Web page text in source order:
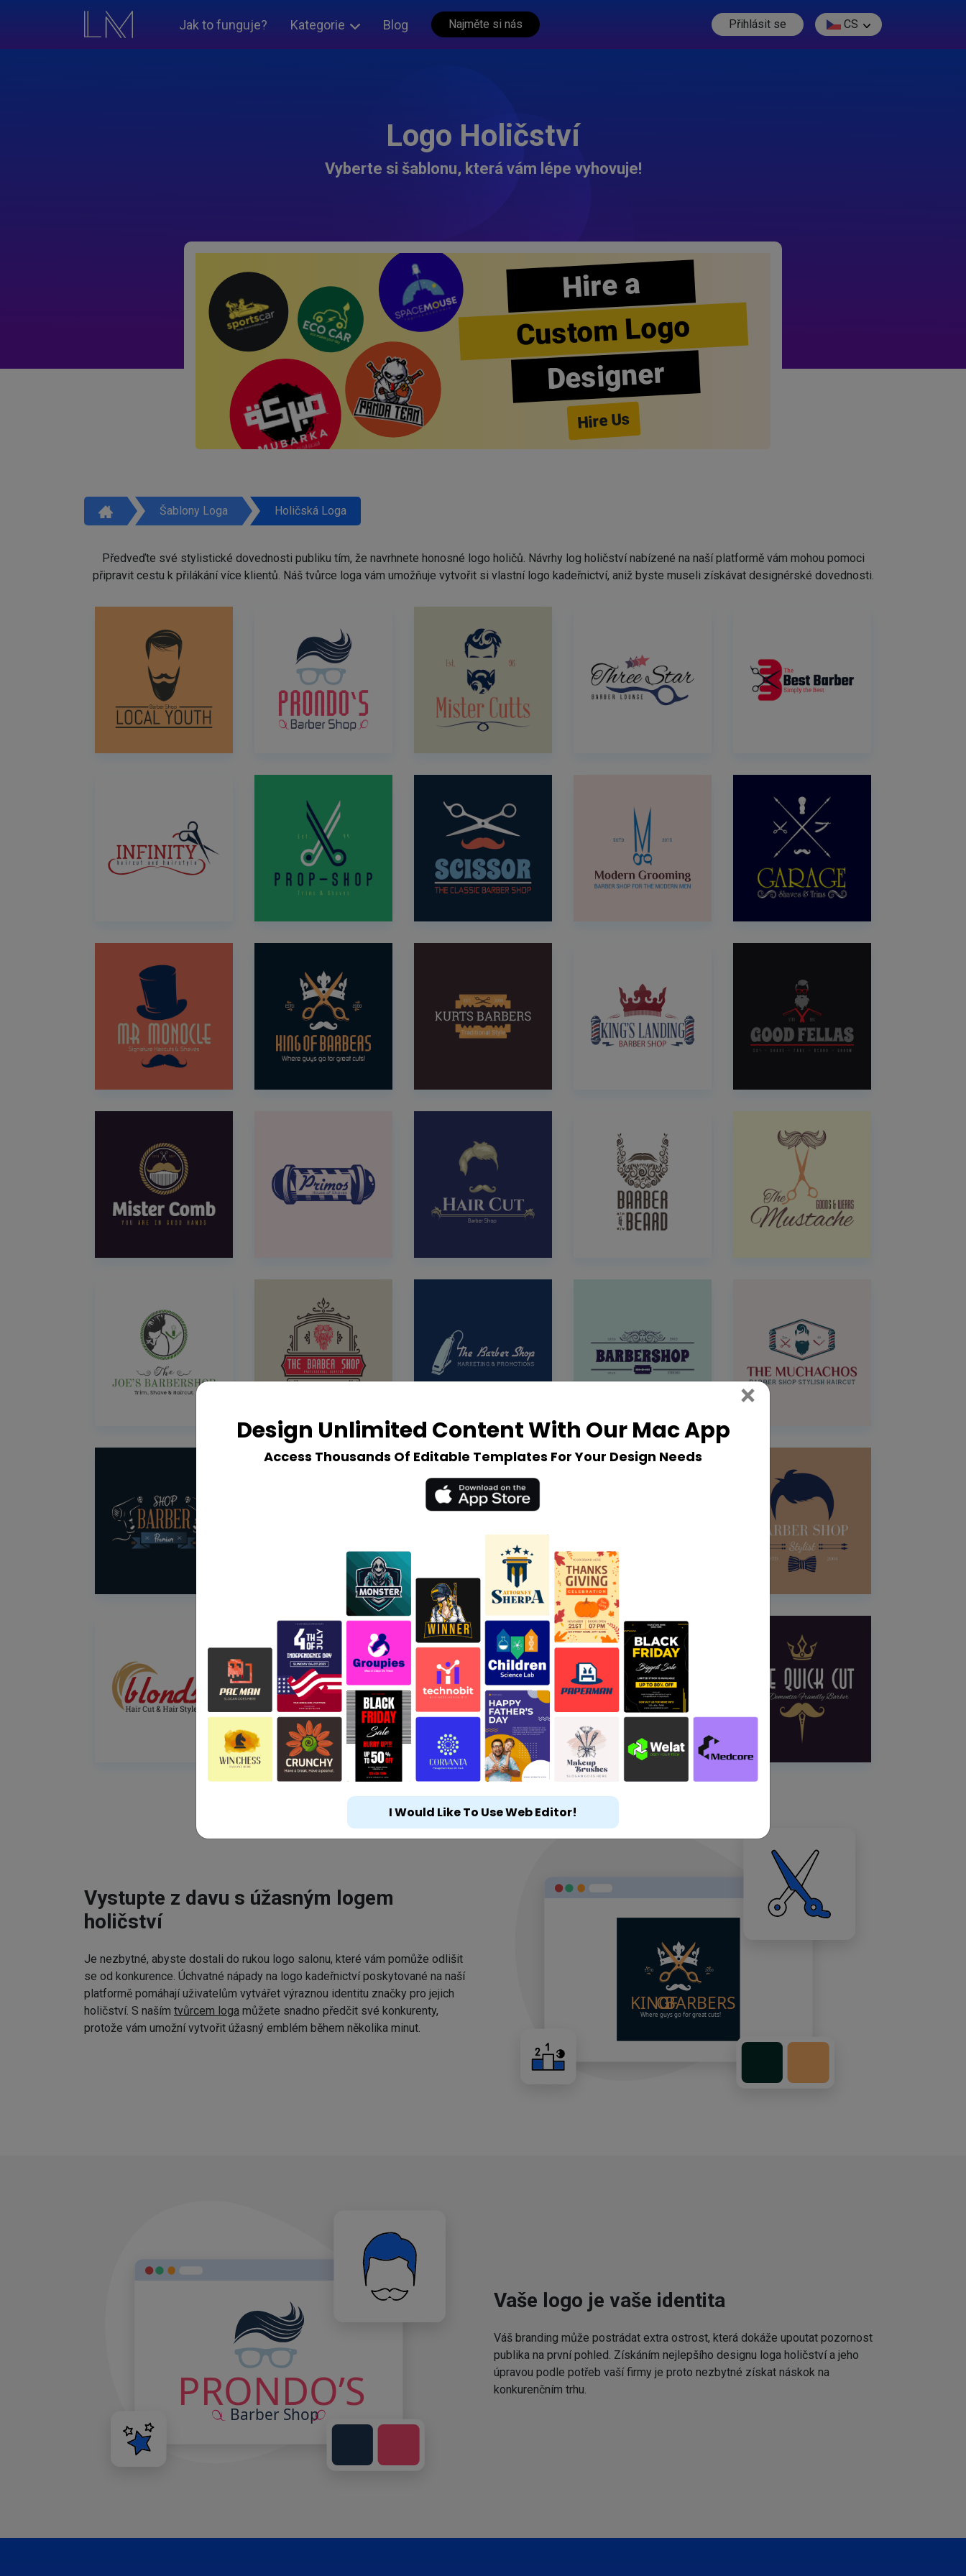
Jak to funguje? Kategorie Blog Najměte si nás Přihlásit se CS
Logo Holičství
Vyberte si šablonu, která vám lépe vyhovuje!
Hire a
Custom Logo
Designer
Hire Us
Šablony Loga Holičská Loga
Předveďte své stylistické dovednosti publiku tím, že navrhnete honosné logo holičů. Návrhy log holičství nabízené na naší platformě vám mohou pomoci
připravit cestu k přilákání více klientů. Náš tvůrce loga vám umožňuje vytvořit si vlastní logo kadeřnictví, aniž byste museli získávat designérské dovednosti.
Vystupte z davu s úžasným logem
holičství
Je nezbytné, abyste dostali do rukou logo salonu, které vám pomůže odlišit
se od konkurence. Úchvatné nápady na logo kadeřnictví poskytované na naší
platformě pomáhají uživatelům vytvářet výraznou identitu značky pro jejich
holičství. S naším tvůrcem loga můžete snadno předčit své konkurenty,
protože vám umožní vytvořit úžasný emblém během několika minut.
Vaše logo je vaše identita
Váš branding může postrádat extra ostrost, která dokáže upoutat pozornost
publika na první pohled. Získáním nejlepšího designu loga holičství a jeho
úpravou podle potřeb vaší firmy je proto nezbytné získat náskok na
konkurenčním trhu.
Design Unlimited Content With Our Mac App
Access Thousands Of Editable Templates For Your Design Needs
× Close
I Would Like To Use Web Editor!